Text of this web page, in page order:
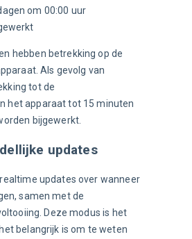
om 00:00 uur
hebben betrekking op de
Als gevolg van
tot de
het apparaat tot 15 minuten
bijgewerkt.
updates
updates over wanneer
samen met de
Deze modus is het
belangrijk is om te weten